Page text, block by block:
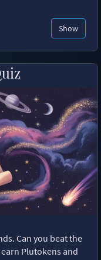
Show
Can you beat the
Plutokens and